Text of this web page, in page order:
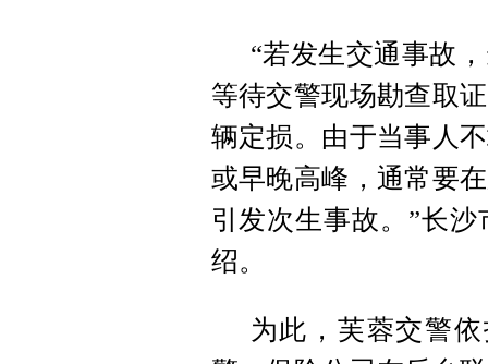
“若发生交通事故
等待交警现场勘查取
辆定损。由于当事人
或早晚高峰，通常要
引发次生事故。”长
绍。
为此，芙蓉交警